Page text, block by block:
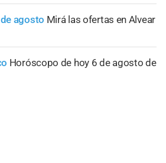
agosto Mirá las ofertas en Alvear
Horóscopo de hoy 6 de agosto de